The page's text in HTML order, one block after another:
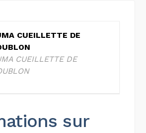
CUEILLETTE DE
CUEILLETTE DE
sur